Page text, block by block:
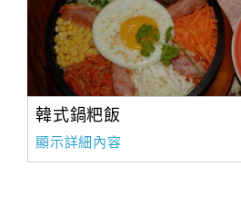
韓式鍋粑飯
顯示詳細內容